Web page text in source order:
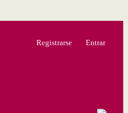
Registrarse Entrar